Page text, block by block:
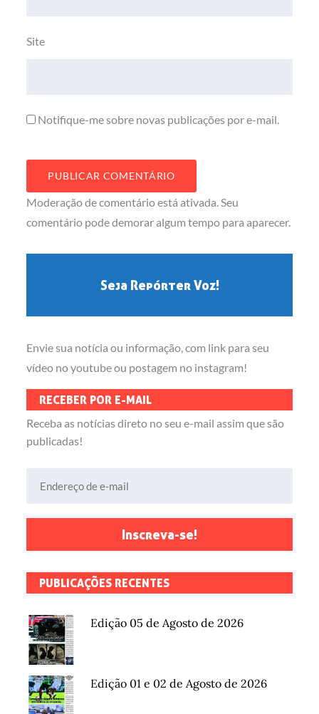
Site
Notifique-me sobre novas publicações por e-mail.
Moderação de comentário está ativada. Seu
comentário pode demorar algum tempo para aparecer.
Seja Repórter Voz!
Envie sua notícia ou informação, com link para seu
vídeo no youtube ou postagem no instagram!
RECEBER POR E-MAIL
Receba as notícias direto no seu e-mail assim que são
publicadas!
Inscreva-se!
PUBLICAÇÕES RECENTES
Edição 05 de Agosto de 2026
Edição 01 e 02 de Agosto de 2026